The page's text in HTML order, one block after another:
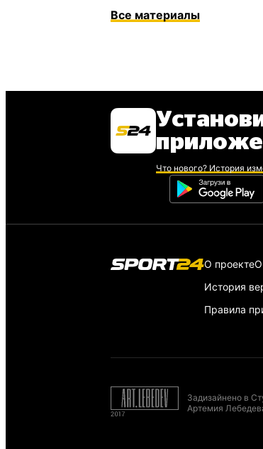
Все материалы
Что нового? История
О проектеО
История
Правила
Задизайнено в
Артемия